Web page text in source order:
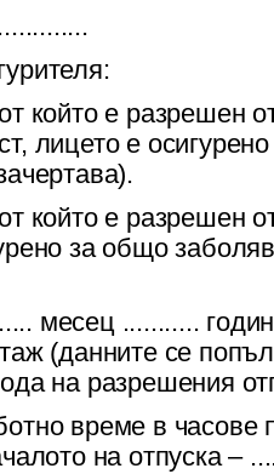
който е разрешен
лицето е
който е разрешен
за общо
месец ...........
(данните се
на разрешения
време в часове
на отпуска –